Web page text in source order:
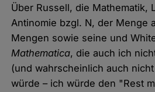
Über Russell, die Mathematik,
Antinomie bzgl. N, der Menge
Mengen sowie seine und
Mathematica, die auch ich
(und wahrscheinlich auch
würde – ich würde den "Rest